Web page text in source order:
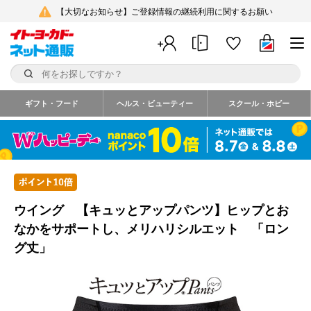
【大切なお知らせ】ご登録情報の継続利用に関するお願い
ギフト・フード ヘルス・ビューティー スクール・ホビー
ウイング 【キュッとアップパンツ】ヒップとお
なかをサポートし、メリハリシルエット 「ロン
グ丈」